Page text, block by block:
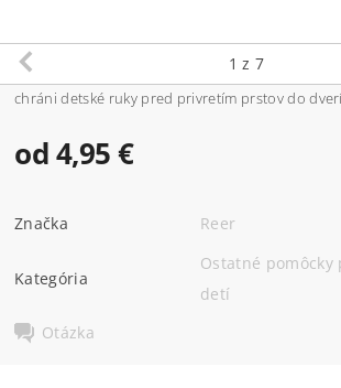
1 z 7
chráni detské ruky pred privretím prstov do dverí
od 4,95 €
Značka Reer
Kategória
Ostatné
detí
Otázka